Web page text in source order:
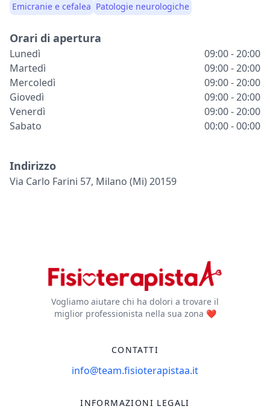
Emicranie e cefalea Patologie neurologiche
Orari di apertura
Lunedì
09:00 - 20:00
Martedì
09:00 - 20:00
Mercoledì
09:00 - 20:00
Giovedì
09:00 - 20:00
Venerdì
09:00 - 20:00
Sabato
00:00 - 00:00
Indirizzo
Via Carlo Farini 57, Milano (mi) 20159
Vogliamo aiutare chi ha dolori a trovare il
miglior professionista nella sua zona ❤️
CONTATTI
info@team.fisioterapistaa.it
INFORMAZIONI LEGALI